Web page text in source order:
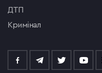
ДТП
кримінал